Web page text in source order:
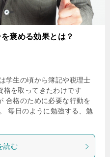
褒める効果とは？
学生の頃から簿記や税理士
格を取ってきたわけです
合格のために必要な行動を
毎日のように勉強する、勉
読む